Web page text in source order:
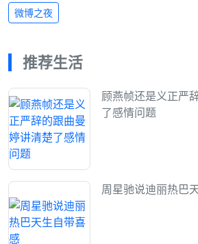
微博之夜
推荐生活
顾燕帧还是义正严
了感情问题
周星驰说迪丽热巴